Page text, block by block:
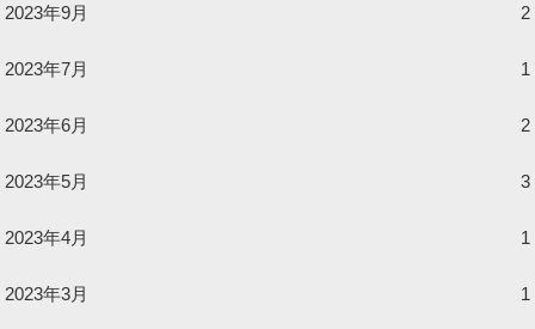
2023年9月 2
2023年7月 1
2023年6月 2
2023年5月 3
2023年4月 1
2023年3月 1